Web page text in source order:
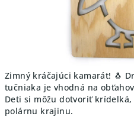
Zimný kráčajúci kamarát! 🐧
tučniaka je vhodná na
Deti si môžu dotvoriť
polárnu krajinu.